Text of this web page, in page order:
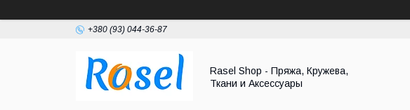
+380 (93) 044-36-87
Rasel Shop - Пряжа, Кружева,
Ткани и Аксессуары